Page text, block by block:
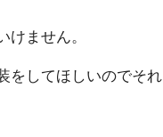
ません。
をしてほしいのでそれ